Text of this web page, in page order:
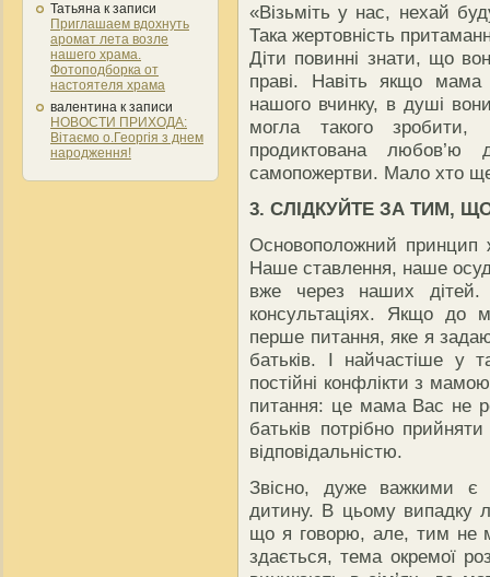
Татьяна к записи
Приглашаем вдохнуть
аромат лета возле
нашего храма.
Фотоподборка от
настоятеля храма
валентина к записи
НОВОСТИ ПРИХОДА:
Вітаємо о.Георгія з днем
народження!
«Візьміть у нас, нехай
Така жертовність
Діти повинні знати, що
праві. Навіть якщо мама
нашого вчинку, в душі
могла такого
продиктована
самопожертви. Мало хто
3. СЛІДКУЙТЕ ЗА ТИМ,
Основоположний
Наше ставлення, наше
вже через наших дітей.
консультаціях. Якщо до
перше питання, яке я
батьків. І найчастіше у
постійні конфлікти з
питання: це мама Вас не
батьків потрібно
відповідальністю.
Звісно, дуже важкими є
дитину. В цьому випадку
що я говорю, але, тим не
здається, тема окремої